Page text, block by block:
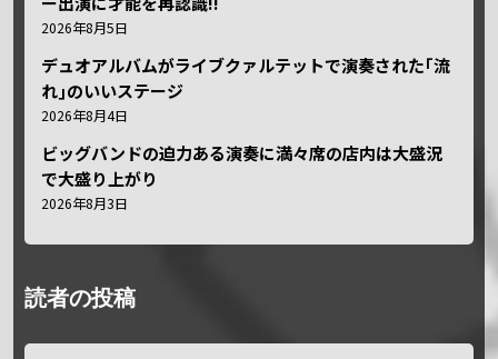
2026年8月5日
デュオアルバムがライブクァルテットで演奏された｢流
れ｣のいいステージ
2026年8月4日
ビッグバンドの迫力ある演奏に満々席の店内は大盛況
で大盛り上がり
2026年8月3日
読者の投稿